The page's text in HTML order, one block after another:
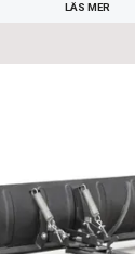
LÄS MER